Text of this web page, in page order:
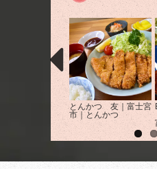
とんかつ 友｜富士宮
市｜とんかつ